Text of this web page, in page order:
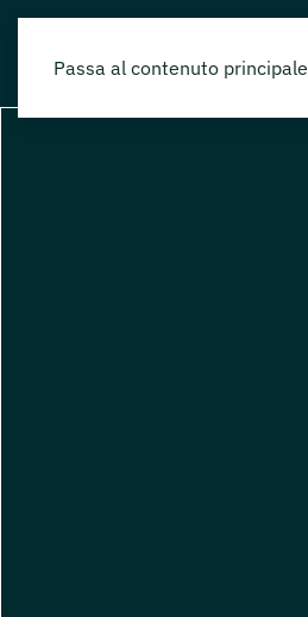
Passa al contenuto principale